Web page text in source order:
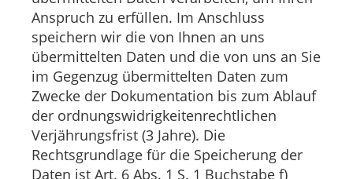
Anspruch zu erfüllen. Im Anschluss
speichern wir die von Ihnen an uns
übermittelten Daten und die von uns an Sie
im Gegenzug übermittelten Daten zum
Zwecke der Dokumentation bis zum Ablauf
der ordnungswidrigkeitenrechtlichen
Verjährungsfrist (3 Jahre). Die
Rechtsgrundlage für die Speicherung der
Daten ist Art. 6 Abs. 1 S. 1 Buchstabe f)